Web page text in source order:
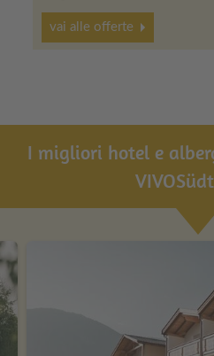
vai alle offerte
I migliori hotel e